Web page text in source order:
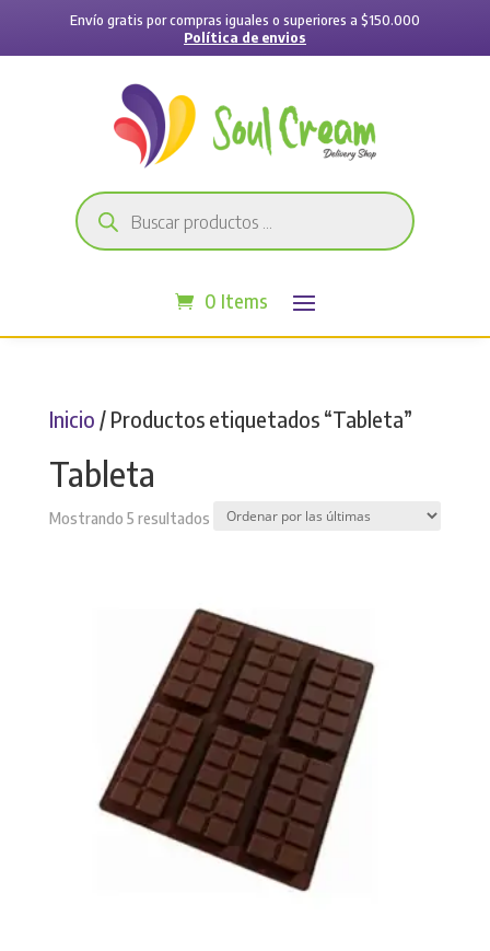
Envío gratis por compras iguales o superiores a $150.000
Política de envios
Búsqueda
de
productos
0 Items
Inicio / Productos etiquetados “Tableta”
Tableta
Mostrando 5 resultadosSorted